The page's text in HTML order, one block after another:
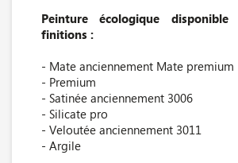
Peinture écologique
finitions :
- Mate anciennement Mate premium
- Premium
- Satinée anciennement 3006
- Silicate pro
- Veloutée anciennement 3011
- Argile